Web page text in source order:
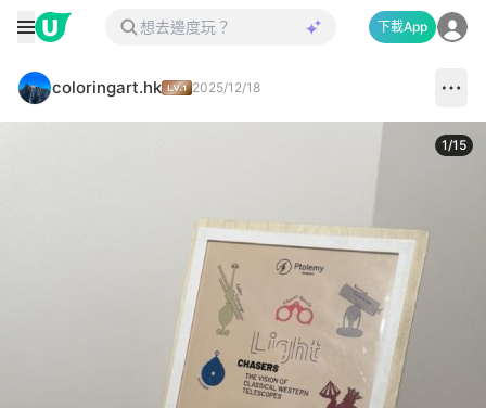
下載App
coloringart.hk 2025/12/18
1/15